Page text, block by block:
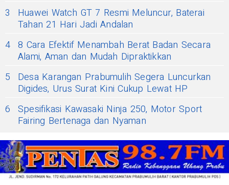
3
Huawei Watch GT 7 Resmi Meluncur, Baterai
Tahan 21 Hari Jadi Andalan
4 8 Cara Efektif Menambah Berat Badan Secara
Alami, Aman dan Mudah Dipraktikkan
5
Desa Karangan Prabumulih Segera Luncurkan
Digides, Urus Surat Kini Cukup Lewat HP
6 Spesifikasi Kawasaki Ninja 250, Motor Sport
Fairing Bertenaga dan Nyaman